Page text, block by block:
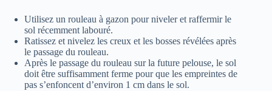
Utilisez un rouleau à gazon pour niveler et raffermir le
sol récemment labouré.
Ratissez et nivelez les creux et les bosses révélées après
le passage du rouleau.
Après le passage du rouleau sur la future pelouse, le sol
doit être suffisamment ferme pour que les empreintes de
pas s’enfoncent d’environ 1 cm dans le sol.